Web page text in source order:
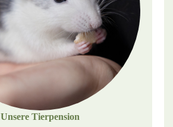
Unsere Tierpension